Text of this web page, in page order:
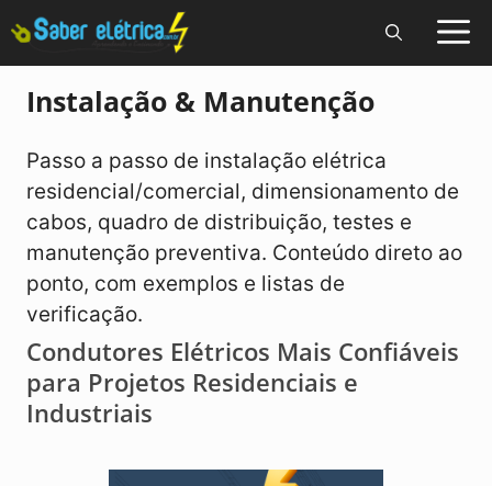
Pular
para
conteúdo
Instalação & Manutenção
Passo a passo de instalação elétrica
residencial/comercial, dimensionamento de
cabos, quadro de distribuição, testes e
manutenção preventiva. Conteúdo direto ao
ponto, com exemplos e listas de
verificação.
Condutores Elétricos Mais Confiáveis
para Projetos Residenciais e
Industriais